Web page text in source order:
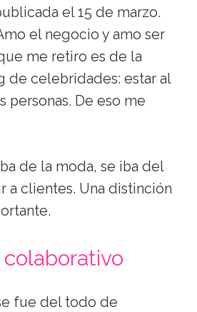
el 15 de marzo.
el negocio y amo ser
me retiro es de la
de celebridades: estar al
personas. De eso me
de la moda, se iba del
a clientes. Una distinción
fue del todo de